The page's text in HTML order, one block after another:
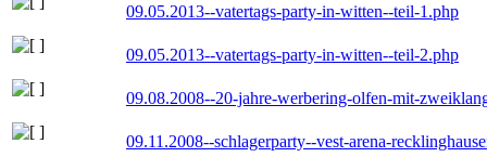
09.05.2013--vatertags-party-in-witten--teil-1.php
09.05.2013--vatertags-party-in-witten--teil-2.php
09.08.2008--20-jahre-werbering-olfen-mit-
09.11.2008--schlagerparty--vest-arena-